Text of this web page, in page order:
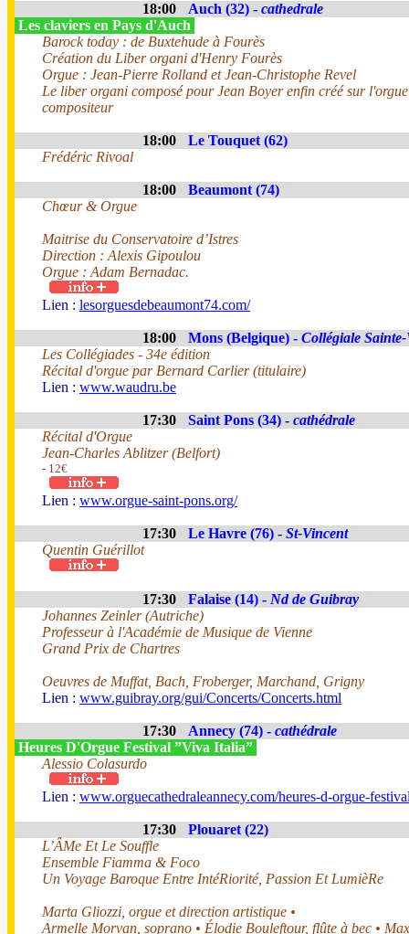
18:00 Auch (32) - cathedrale
Les claviers en Pays d'Auch
Barock today : de Buxtehude à Fourès
Création du Liber organi d'Henry Fourès
Orgue : Jean-Pierre Rolland et Jean-Christophe Revel
Le liber organi composé pour Jean Boyer enfin créé sur
compositeur
18:00
Le Touquet (62)
Frédéric Rivoal
18:00
Beaumont (74)
Chœur & Orgue
Maitrise du Conservatoire d’Istres
Direction : Alexis Gipoulou
Orgue : Adam Bernadac.
Lien : lesorguesdebeaumont74.com/
18:00 Mons (Belgique) - Collégiale
Les Collégiades - 34e édition
Récital d'orgue par Bernard Carlier (titulaire)
Lien : www.waudru.be
17:30 Saint Pons (34) - cathédrale
Récital d'Orgue
Jean-Charles Ablitzer (Belfort)
- 12€
Lien : www.orgue-saint-pons.org/
17:30 Le Havre (76) - St-Vincent
Quentin Guérillot
17:30 Falaise (14) - Nd de Guibray
Johannes Zeinler (Autriche)
Professeur à l'Académie de Musique de Vienne
Grand Prix de Chartres
Oeuvres de Muffat, Bach, Froberger, Marchand, Grigny
Lien : www.guibray.org/gui/Concerts/Concerts.html
17:30 Annecy (74) - cathédrale
Heures D'Orgue Festival ”Viva Italia”
Alessio Colasurdo
Lien : www.orguecathedraleannecy.com/heures-d-orgue-
17:30
Plouaret (22)
L’ÂMe Et Le Souffle
Ensemble Fiamma & Foco
Un Voyage Baroque Entre IntéRiorité, Passion Et LumièRe
Marta Gliozzi, orgue et direction artistique •
Armelle Morvan, soprano • Élodie Bouleftour, flûte à bec •